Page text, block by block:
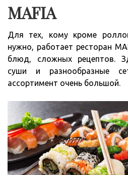
MAFIA
Для тех, кому кроме
нужно, работает ресторан
блюд, сложных рецептов.
суши и разнообразные
ассортимент очень большой.